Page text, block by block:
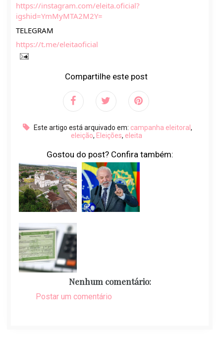
https://instagram.com/eleita.oficial?
igshid=YmMyMTA2M2Y=
TELEGRAM
https://t.me/eleitaoficial
Compartilhe este post
Este artigo está arquivado em: campanha eleitoral ,
eleição, Eleições, eleita
Gostou do post? Confira também:
Nenhum comentário:
Postar um comentário